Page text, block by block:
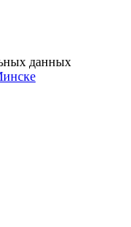
Здесь
и
данных